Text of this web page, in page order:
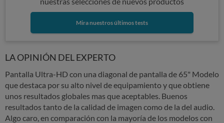
Mira nuestros últimos tests
LA OPINIÓN DEL EXPERTO
Pantalla Ultra-HD con una diagonal de pantalla de 65" Modelo
que destaca por su alto nivel de equipamiento y que obtiene
unos resultados globales mas que aceptables. Buenos
resultados tanto de la calidad de imagen como de la del audio.
Algo caro, en comparación con la mayoría de los modelos con